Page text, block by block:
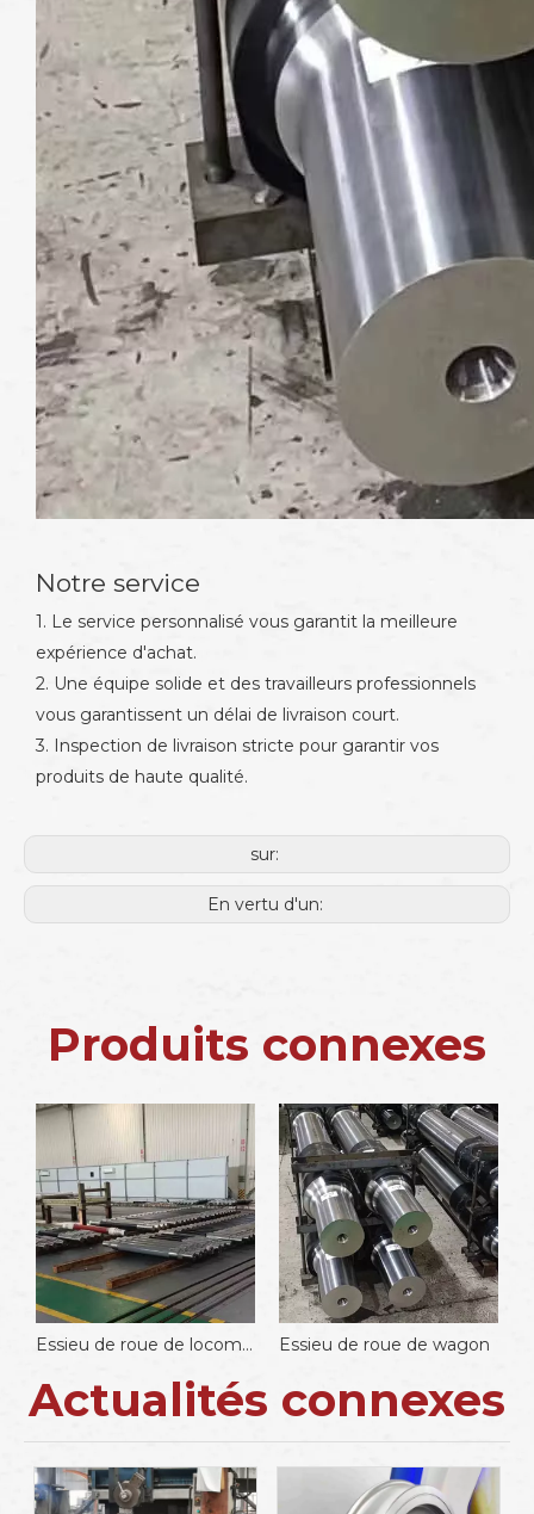
Notre service
1. Le service personnalisé vous garantit la meilleure
expérience d'achat.
2. Une équipe solide et des travailleurs professionnels
vous garantissent un délai de livraison court.
3. Inspection de livraison stricte pour garantir vos
produits de haute qualité.
sur:
En vertu d'un:
Produits connexes
Essieu de roue de locomotive Essieu de roue de wagon
Actualités connexes